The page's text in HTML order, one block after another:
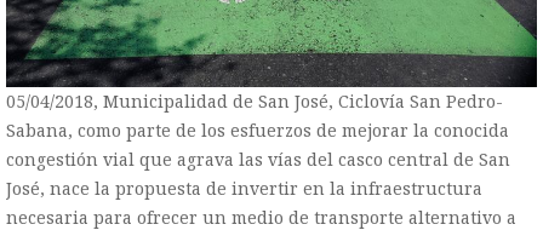
05/04/2018, Municipalidad de San José, Ciclovía San Pedro-
Sabana, como parte de los esfuerzos de mejorar la conocida
congestión vial que agrava las vías del casco central de San
José, nace la propuesta de invertir en la infraestructura
necesaria para ofrecer un medio de transporte alternativo a